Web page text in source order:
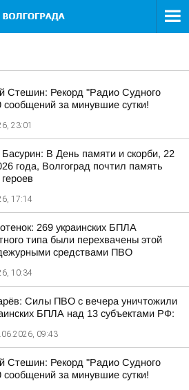
Стешин: Рекорд "Радио Судного
сообщений за минувшие сутки!
23:01
В День памяти и скорби, 22
года, Волгоград почтил память
17:14
269 украинских БПЛА
типа были перехвачены этой
средствами ПВО
10:34
Силы ПВО с вечера уничтожили
БПЛА над 13 субъектами РФ:
09:43
Стешин: Рекорд "Радио Судного
сообщений за минувшие сутки!